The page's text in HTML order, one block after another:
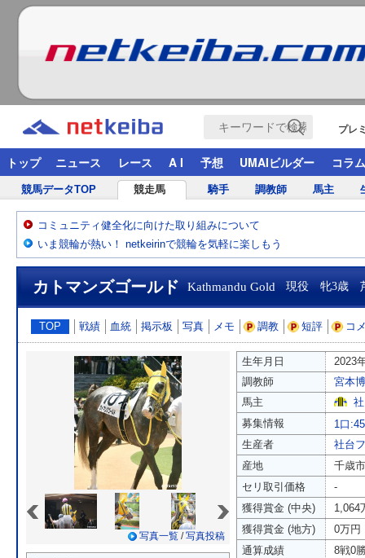
プレ
トップ ニュース レース A I 予想 UMAIビルダー コラム
競馬データTOP 競走馬 騎手 調教師 馬主
コミュニティ健全化に向けた取り組みについて
いま競輪が熱い！ netkeirinで競輪を気軽に楽しもう
カトマンズゴールド Kathmandu Gold 現役 牝3歳
TOP 戦績 血統 掲示板 写真 メモ 調教 短評 コ
写真一覧 /写真投稿
生年月日
2023
調教師
宮本博
馬主
募集情報
1口
生産者
社台
産地
千歳市
セリ取引価格
-
獲得賞金 (中央)
1,064
獲得賞金 (地方)
0万円
通算成績
8戦0